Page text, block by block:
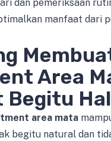
dan pemeriksaan
manfaat dari
Area
Begitu
area mata
begitu natural dan